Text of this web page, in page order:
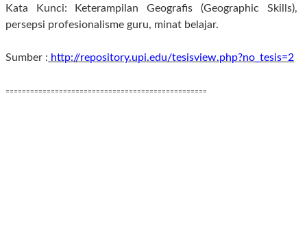
Kata Kunci: Keterampilan Geografis (Geographic Skills),
persepsi profesionalisme guru, minat belajar.
Sumber : http://repository.upi.edu/tesisview.php?no_tesis=2
=================================================